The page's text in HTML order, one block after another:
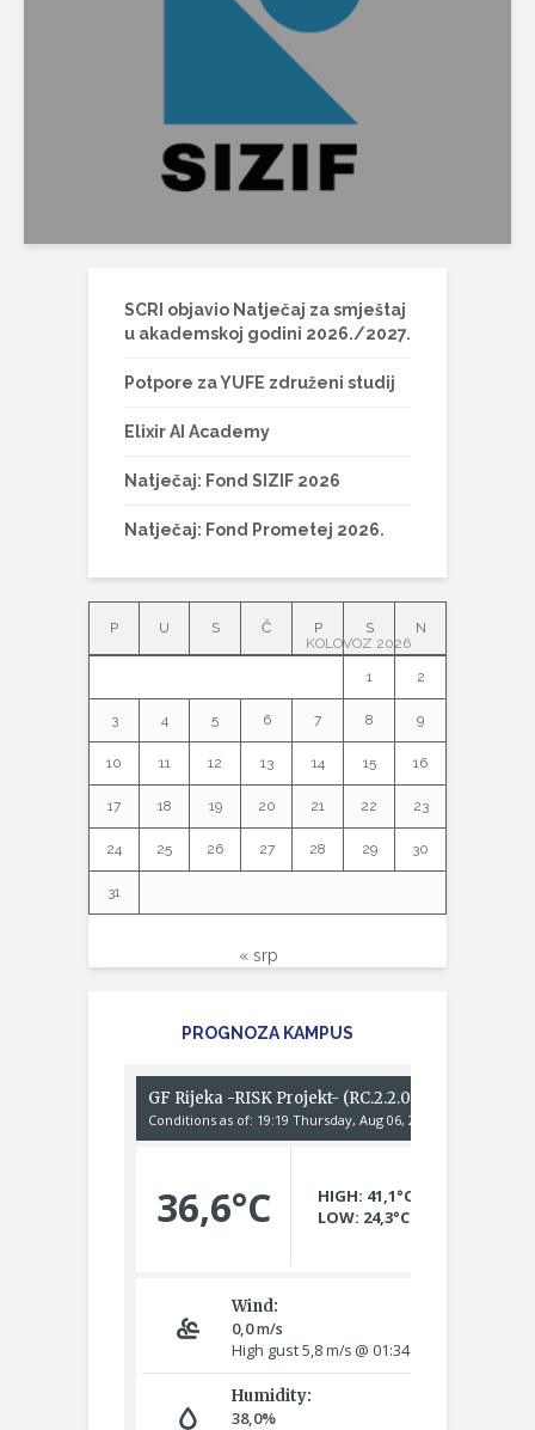
SCRI objavio Natječaj za smještaj
u akademskoj godini 2026./2027.
Potpore za YUFE združeni studij
Elixir AI Academy
Natječaj: Fond SIZIF 2026
Natječaj: Fond Prometej 2026.
KOLOVOZ 2026
P U S Č P S N
1 2
3 4 5 6 7 8 9
10 11 12 13 14 15 16
17 18 19 20 21 22 23
24 25 26 27 28 29 30
31
« srp
PROGNOZA KAMPUS